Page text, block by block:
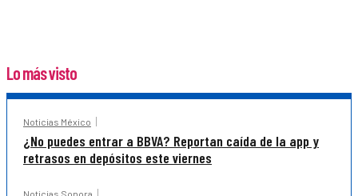
Lo más visto
Noticias México
¿No puedes entrar a BBVA? Reportan caída de la app y
retrasos en depósitos este viernes
Noticias Sonora